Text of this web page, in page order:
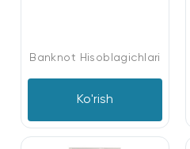
Banknot Hisoblagichlari
Ko'rish